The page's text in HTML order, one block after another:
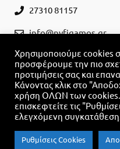
27310 81157
info@nyfigamos.gr
Χρησιμοποιούμε cookies
προσφέρουμε την πιο
προτιμήσεις σας και
Κάνοντας κλικ στο
χρήση ΟΛΩΝ των cookies.
επισκεφτείτε τις
ελεγχόμενη
Ρυθμίσεις Cookies